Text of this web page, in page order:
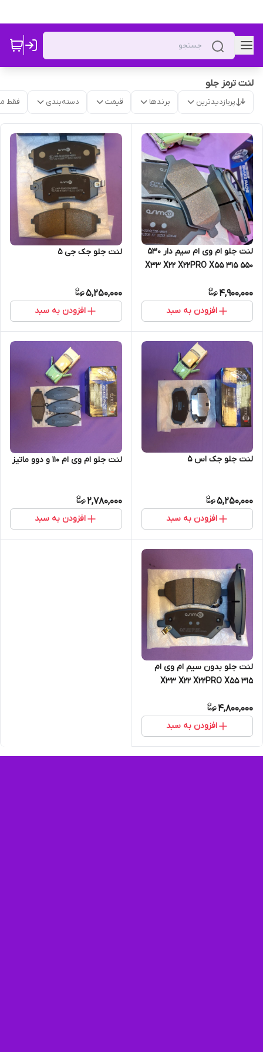
لنت ترمز جلو
پربازدیدترین برندها قیمت دسته‌بندی فقط
لنت جلو ام وی ام سیم دار 530
550 X33 X22 X22PRO X55 315
4,900,000
افزودن به سبد
لنت جلو جک جی 5
5,250,000
افزودن به سبد
لنت جلو جک اس 5
5,250,000
افزودن به سبد
لنت جلو ام وی ام 110 و دوو ماتیز
2,780,000
افزودن به سبد
لنت جلو بدون سیم ام وی ام
X33 X22 X22PRO X55 315
4,800,000
افزودن به سبد